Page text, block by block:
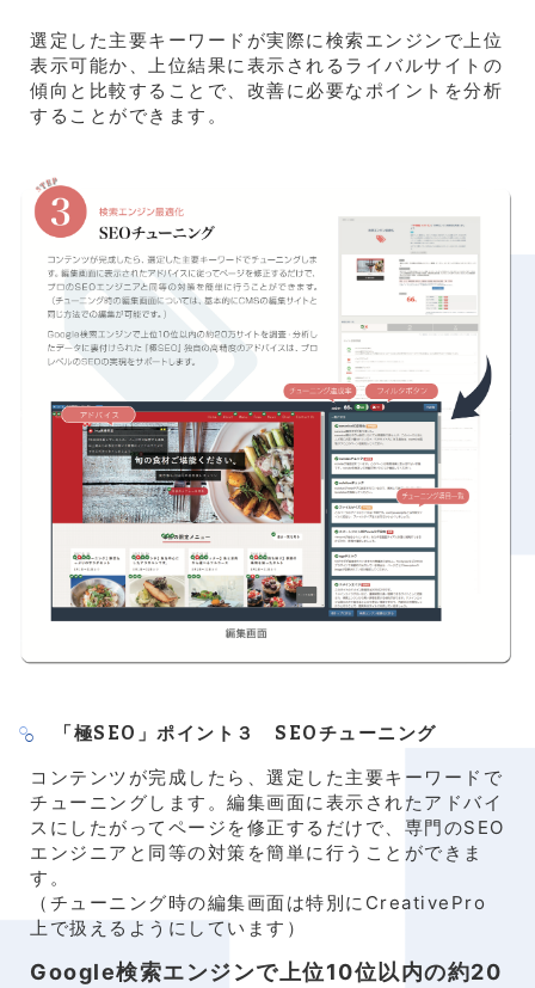
選定した主要キーワードが実際に検索エンジンで上位
表示可能か、上位結果に表示されるライバルサイトの
傾向と比較することで、改善に必要なポイントを分析
することができます。
「極SEO」ポイント３ SEOチューニング
コンテンツが完成したら、選定した主要キーワードで
チューニングします。編集画面に表示されたアドバイ
スにしたがってページを修正するだけで、専門のSEO
エンジニアと同等の対策を簡単に行うことができま
す。
（チューニング時の編集画面は特別にCreativePro
上で扱えるようにしています）
Google検索エンジンで上位10位以内の約20